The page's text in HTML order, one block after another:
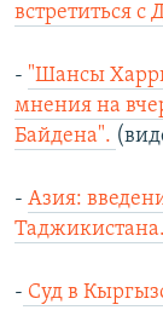
встретиться
- "Шансы
мнения на
Байдена".
- Азия:
Таджикистана.
- Суд в